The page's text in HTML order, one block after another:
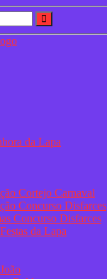
da Lapa
Cortejo Carnaval
Concurso Disfarces
Concurso Disfarces
da Lapa